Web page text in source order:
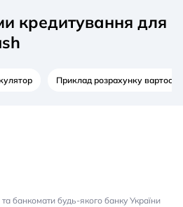
кредитування для
Приклад розрахунку вартості
банкомати будь-якого банку України